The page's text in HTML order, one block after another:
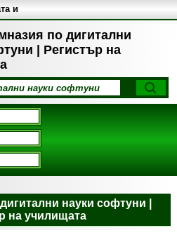
по дигитални
| Регистър на
и
науки софтуни |
на училищата